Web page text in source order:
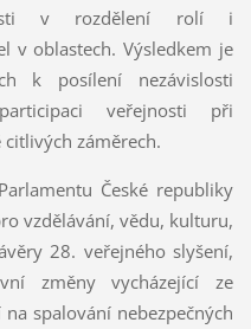
v rozdělení rolí i
v oblastech. Výsledkem je
k posílení nezávislosti
veřejnosti při
záměrech.
České republiky
vzdělávání, vědu, kulturu,
28. veřejného slyšení,
změny vycházející ze
spalování nebezpečných